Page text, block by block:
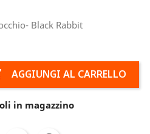
Black Rabbit
AGGIUNGI AL CARRELLO
in magazzino